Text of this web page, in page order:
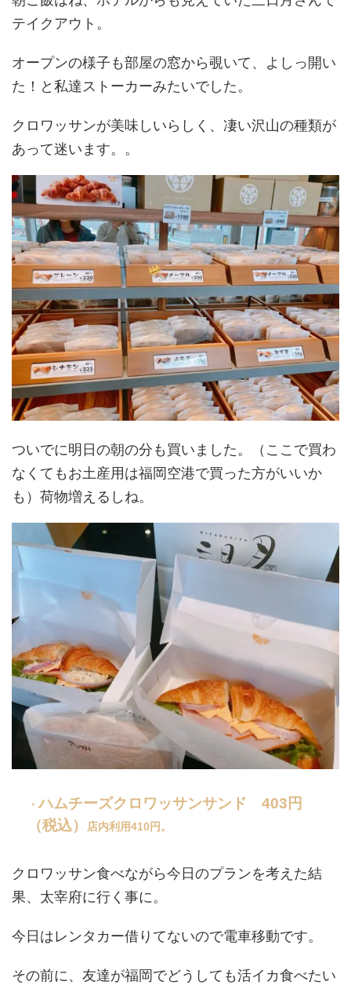
テイクアウト。
オープンの様子も部屋の窓から覗いて、よしっ開い
た！と私達ストーカーみたいでした。
クロワッサンが美味しいらしく、凄い沢山の種類が
あって迷います。。
ついでに明日の朝の分も買いました。（ここで買わ
なくてもお土産用は福岡空港で買った方がいいか
も）荷物増えるしね。
・ハムチーズクロワッサンサンド 403円
（税込）
店内利用410円。
クロワッサン食べながら今日のプランを考えた結
果、太宰府に行く事に。
今日はレンタカー借りてないので電車移動です。
その前に、友達が福岡でどうしても活イカ食べたい